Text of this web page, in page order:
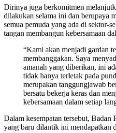
Dirinya juga berkomitmen
dilakukan selama ini dan berupaya
semua pemuda yang ada di sektor-
tangan membangun kebersamaan
“Kami akan menjadi gardan
membanggakan. Saya
amanah yang diberikan, ini
tidak hanya terletak pada
merupakan tanggungjawab
bersatu bekerja keras dan
kebersamaan dalam setiap
Dalam kesempatan tersebut, Badan
yang baru dilantik ini mendapatkan